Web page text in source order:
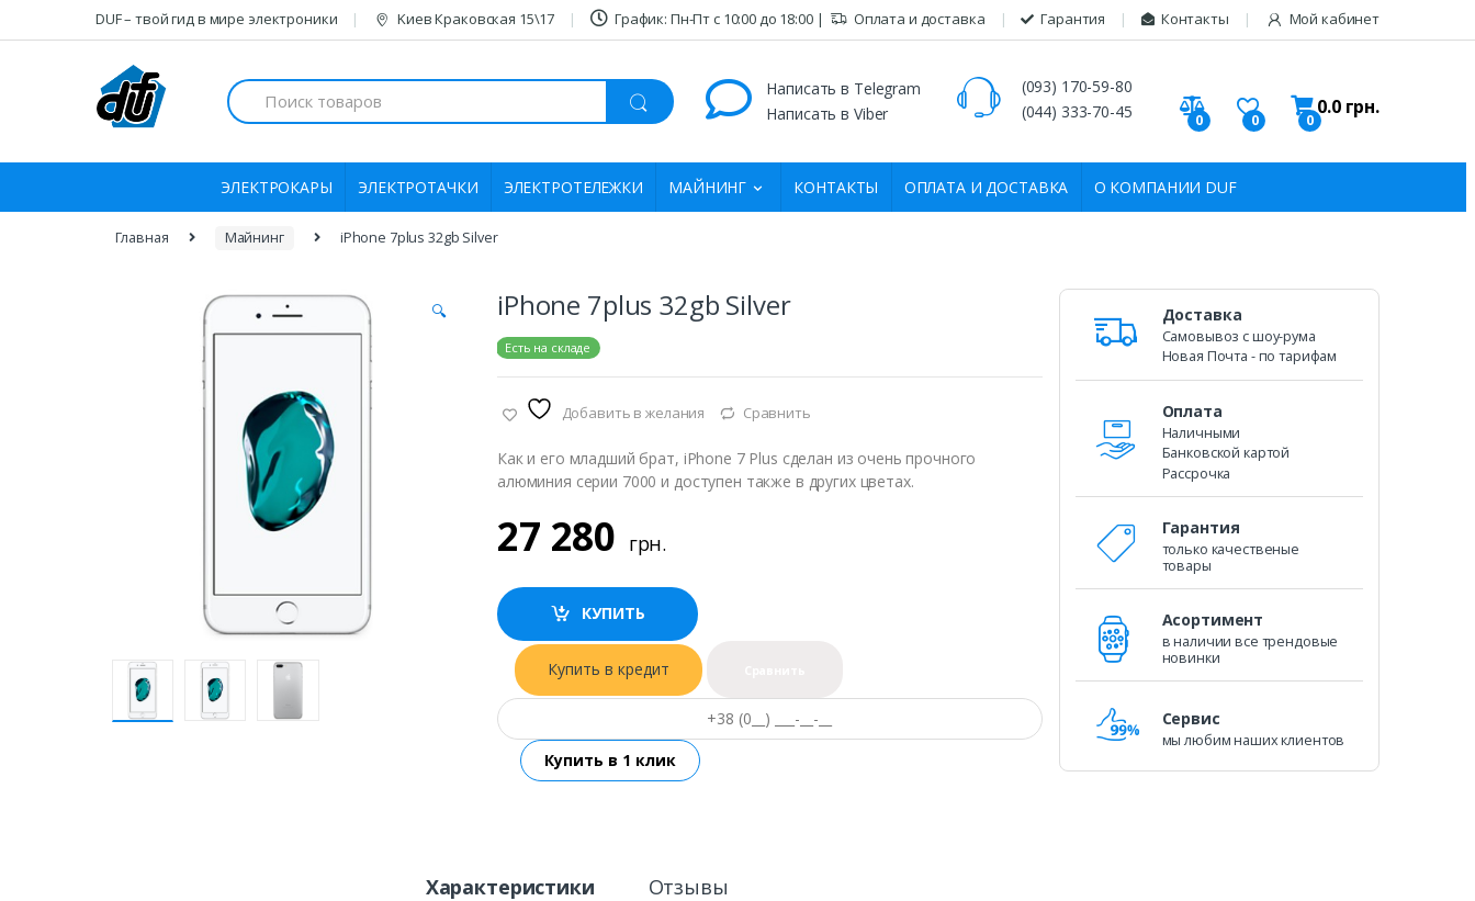
to
to
DUF – твой гид в мире электроники Kиeв Краковская 15\17 График: Пн-Пт c 10:00 дo 18:00 | Оплата и доставка Гарантия Контакты Мой кабинет
Search
for:
Написать в Telegram
Написать в Viber
(093) 170-59-80
(044) 333-70-45
0 0 0
0.0 грн.
ЭЛЕКТРОКАРЫ ЭЛЕКТРОТАЧКИ ЭЛЕКТРОТЕЛЕЖКИ МАЙНИНГ КОНТАКТЫ ОПЛАТА И ДОСТАВКА О КОМПАНИИ DUF
Главная Майнинг iPhone 7plus 32gb Silver
🔍 iPhone 7plus 32gb Silver
Есть на складе
Добавить в желания Сравнить
Как и его младший брат, iPhone 7 Plus сделан из очень прочного
алюминия серии 7000 и доступен также в других цветах.
27 280 грн.
КУПИТЬ
Купить в кредит
Доставка
Самовывоз c шоу-рума
Новая Почта - по тарифам
Оплата
Наличными
Банковской картой
Рассрочка
Гарантия
только качественые
товары
Асортимент
в наличии все трендовые
новинки
Сервис
мы любим наших клиентов
Характеристики Отзывы